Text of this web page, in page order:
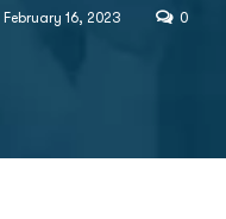
February 16, 2023 0